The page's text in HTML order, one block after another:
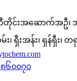
ကီတိုင်းအဆောက်အဦ၊
ရှီးအန်း၊ ရှန်ရှီး၊ တ
၆၀၀၇၀